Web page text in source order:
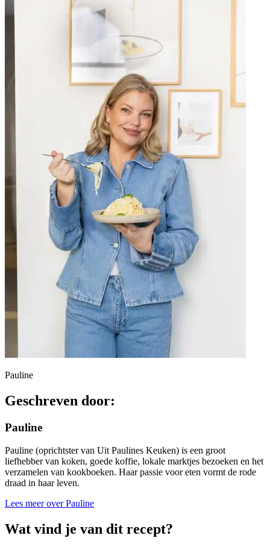
Pauline
Geschreven door:
Pauline
Pauline (oprichtster van Uit Paulines Keuken) is een groot
liefhebber van koken, goede koffie, lokale marktjes bezoeken en het
verzamelen van kookboeken. Haar passie voor eten vormt de rode
draad in haar leven.
Lees meer over Pauline
Wat vind je van dit recept?